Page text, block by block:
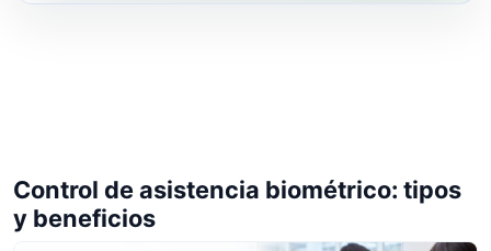
Control de asistencia biométrico: tipos
y beneficios